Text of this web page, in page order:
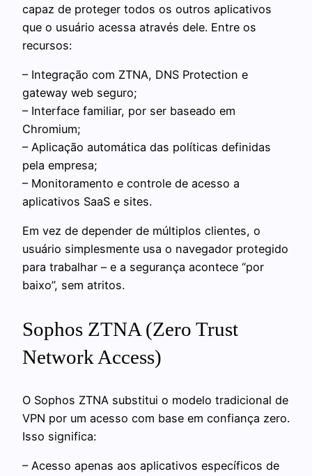
capaz de proteger todos os outros aplicativos
que o usuário acessa através dele. Entre os
recursos:
– Integração com ZTNA, DNS Protection e
gateway web seguro;
– Interface familiar, por ser baseado em
Chromium;
– Aplicação automática das políticas definidas
pela empresa;
– Monitoramento e controle de acesso a
aplicativos SaaS e sites.
Em vez de depender de múltiplos clientes, o
usuário simplesmente usa o navegador protegido
para trabalhar – e a segurança acontece “por
baixo”, sem atritos.
Sophos ZTNA (Zero Trust
Network Access)
O Sophos ZTNA substitui o modelo tradicional de
VPN por um acesso com base em confiança zero.
Isso significa:
– Acesso apenas aos aplicativos específicos de